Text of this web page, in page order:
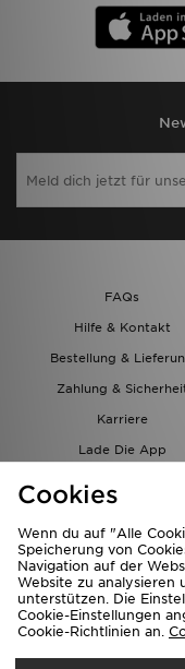
FAQs
Hilfe & Kontakt
Bestellung &
Zahlung &
Karriere
Lade Die App
Cookies
Wenn du auf "Alle
Speicherung von
Navigation auf der
Website zu analysieren
unterstützen. Die
Cookie-Einstellungen
Cookie-Richtlinien an.